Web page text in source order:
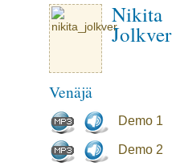
Nikita
Jolkver
Venäjä
Demo 1
Demo 2